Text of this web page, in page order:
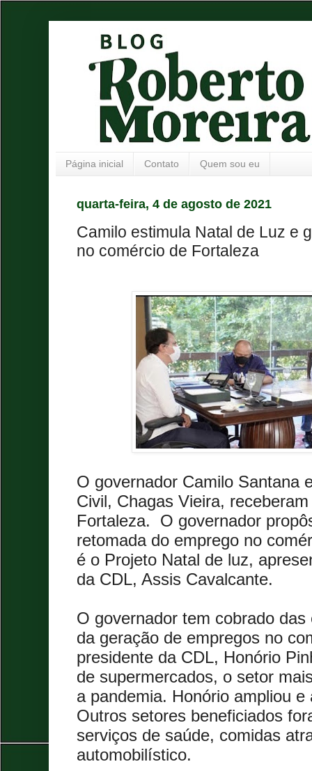
Página inicial Contato Quem sou eu
quarta-feira, 4 de agosto de 2021
Camilo estimula Natal de Luz e
no comércio de Fortaleza
O governador Camilo Santana
Civil, Chagas Vieira,
Fortaleza.
O governador
retomada do emprego no
é o Projeto Natal de luz,
da CDL, Assis Cavalcante.
O governador tem cobrado
da geração de empregos no
presidente da CDL, Honório
de supermercados, o setor
a pandemia. Honório ampliou
Outros setores beneficiados
serviços de saúde, comidas
automobilístico.